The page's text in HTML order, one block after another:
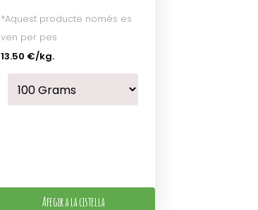
*Aquest producte només es
ven per pes
13.50 €/kg.
Afegir a la cistella